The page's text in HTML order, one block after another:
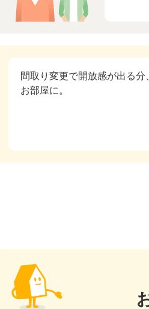
間取り変更で開放感が出る
お部屋に。